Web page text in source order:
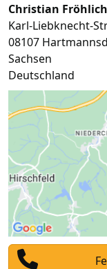
Christian
Karl-Liebknecht-
08107
Sachsen
Deutschland